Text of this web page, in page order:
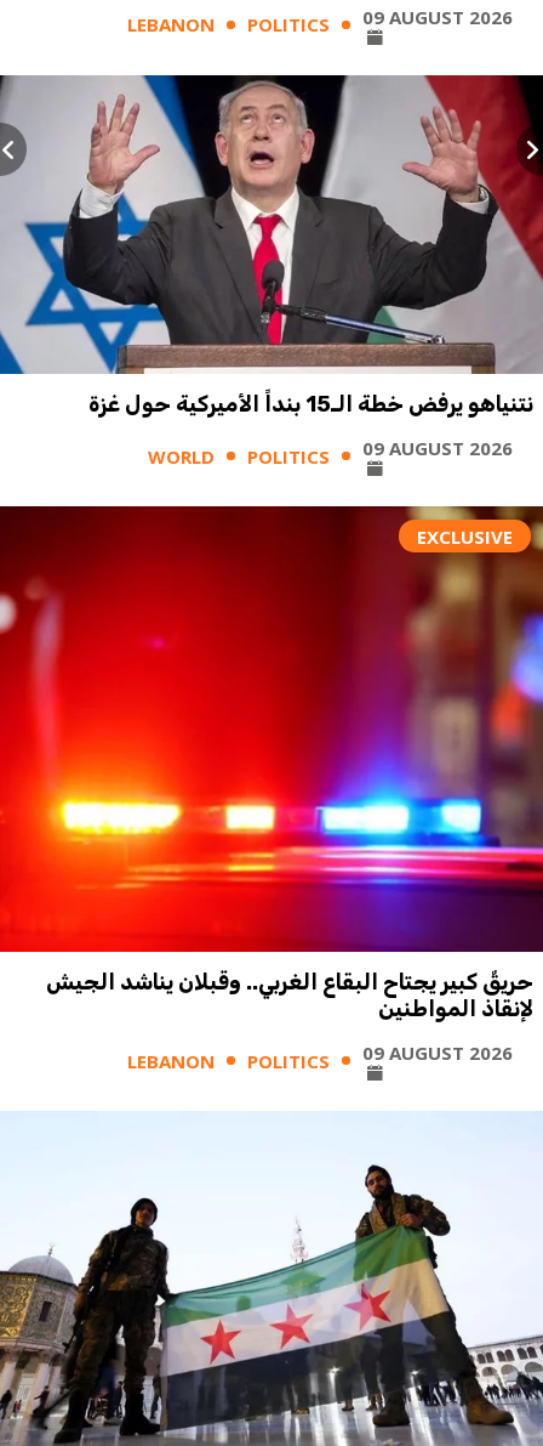
LEBANON POLITICS 09 AUGUST 2026
نتنياهو يرفض خطة الـ15 بنداً الأميركية حول غزة
WORLD POLITICS 09 AUGUST 2026
EXCLUSIVE
حريقٌ كبير يجتاح البقاع الغربي.. وقبلان يناشد الجيش
لإنقاذ المواطنين
LEBANON POLITICS 09 AUGUST 2026